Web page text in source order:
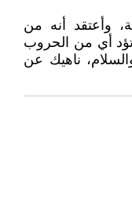
وأعتقد أنه من
تؤد أي من الحروب
ناهيك عن